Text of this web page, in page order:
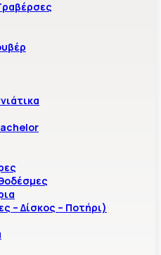
– Δίσκος – Ποτήρι)